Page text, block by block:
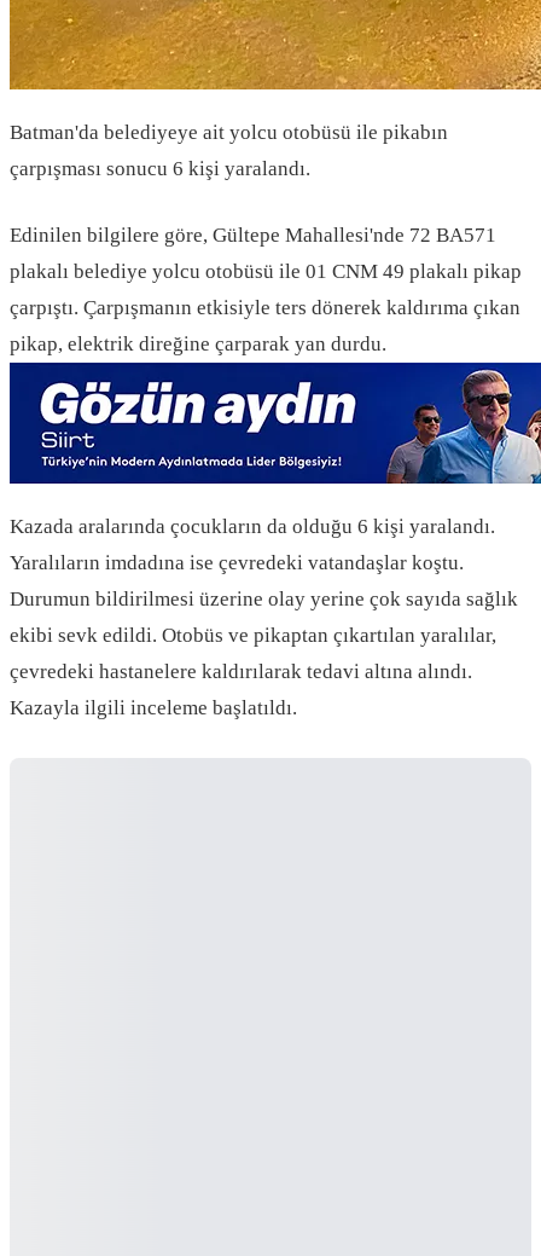
Batman'da belediyeye ait yolcu otobüsü ile pikabın
çarpışması sonucu 6 kişi yaralandı.
Edinilen bilgilere göre, Gültepe Mahallesi'nde 72 BA571
plakalı belediye yolcu otobüsü ile 01 CNM 49 plakalı pikap
çarpıştı. Çarpışmanın etkisiyle ters dönerek kaldırıma çıkan
pikap, elektrik direğine çarparak yan durdu.
Kazada aralarında çocukların da olduğu 6 kişi yaralandı.
Yaralıların imdadına ise çevredeki vatandaşlar koştu.
Durumun bildirilmesi üzerine olay yerine çok sayıda sağlık
ekibi sevk edildi. Otobüs ve pikaptan çıkartılan yaralılar,
çevredeki hastanelere kaldırılarak tedavi altına alındı.
Kazayla ilgili inceleme başlatıldı.